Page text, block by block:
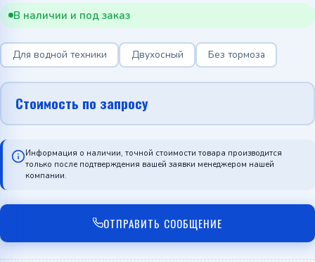
В наличии и под заказ
Для водной техники Двухосный Без тормоза
Стоимость по запросу
Информация о наличии, точной стоимости товара производится
только после подтверждения вашей заявки менеджером нашей
компании.
ОТПРАВИТЬ СООБЩЕНИЕ